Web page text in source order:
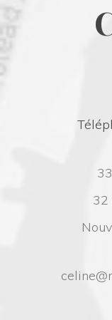
32